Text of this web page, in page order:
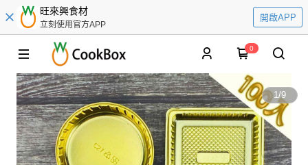
旺來興食材
立刻使用官方APP
開啟APP
0
1/9